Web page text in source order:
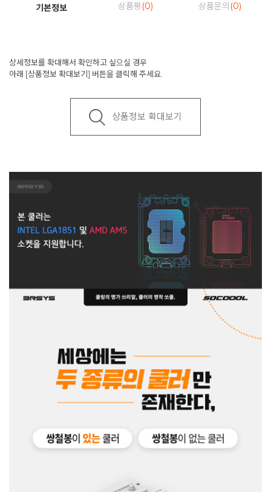
기본정보 상품평 (0) 상품문의 (0)
상세정보를 확대해서 확인하고 싶으실 경우
아래 [상품정보 확대보기] 버튼을 클릭해 주세요.
상품정보 확대보기